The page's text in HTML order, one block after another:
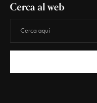
Cerca al web